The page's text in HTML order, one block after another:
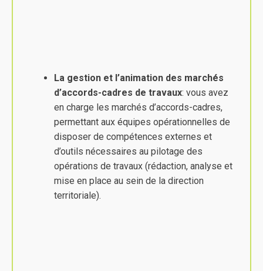
La gestion et l’animation des marchés
d’accords-cadres de travaux: vous avez
en charge les marchés d’accords-cadres,
permettant aux équipes opérationnelles de
disposer de compétences externes et
d’outils nécessaires au pilotage des
opérations de travaux (rédaction, analyse et
mise en place au sein de la direction
territoriale).